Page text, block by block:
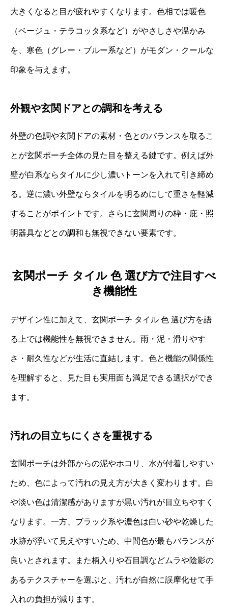
大きくなると目が疲れやすくなります。色相では暖色
（ベージュ・テラコッタ系など）がやさしさや温かみ
を、寒色（グレー・ブルー系など）がモダン・クールな
印象を与えます。
外観や玄関ドアとの調和を考える
外壁の色調や玄関ドアの素材・色とのバランスを取るこ
とが玄関ポーチ全体の見た目を整える鍵です。例えば外
壁が白系ならタイルに少し濃いトーンを入れて引き締め
る。逆に濃い外壁ならタイルを明るめにして重さを軽減
することがポイントです。さらに玄関周りの枠・庇・照
明器具などとの調和も無視できない要素です。
玄関ポーチ タイル 色 選び方で注目すべ
き機能性
デザイン性に加えて、玄関ポーチ タイル 色 選び方を語
る上では機能性を無視できません。雨・泥・滑りやす
さ・耐久性などが生活に直結します。色と機能の関係性
を理解すると、見た目も実用面も満足できる選択ができ
ます。
汚れの目立ちにくさを重視する
玄関ポーチは外部からの泥やホコリ、水が付着しやすい
ため、色によって汚れの見え方が大きく変わります。白
や淡い色は清潔感がありますが黒い汚れが目立ちやすく
なります。一方、ブラック系や濃色は白い砂や乾燥した
水跡が浮いて見えやすいため、中間色が最もバランスが
良いとされます。また柄入りや石目調などムラや陰影の
あるテクスチャーを選ぶと、汚れが自然に誤摩化せて手
入れの負担が減ります。